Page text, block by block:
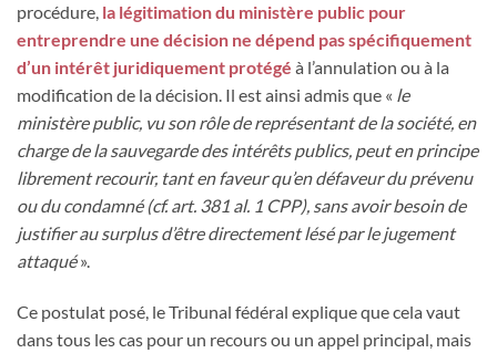
procédure, la légitimation du ministère public pour
entreprendre une décision ne dépend pas spécifiquement
d’un intérêt juridiquement protégé à l’annulation ou à la
modification de la décision. Il est ainsi admis que « le
ministère public, vu son rôle de représentant de la société, en
charge de la sauvegarde des intérêts publics, peut en principe
librement recourir, tant en faveur qu’en défaveur du prévenu
ou du condamné (cf. art. 381 al. 1 CPP), sans avoir besoin de
justifier au surplus d’être directement lésé par le jugement
attaqué».
Ce postulat posé, le Tribunal fédéral explique que cela vaut
dans tous les cas pour un recours ou un appel principal, mais